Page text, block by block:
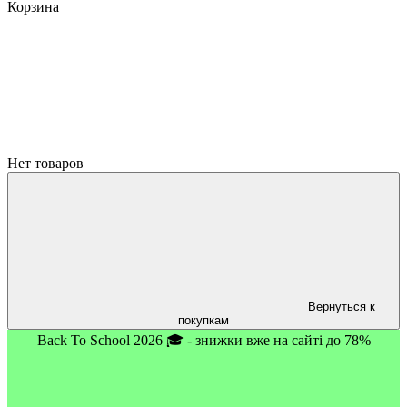
Корзина
Нет товаров
Вернуться к
покупкам
Back To School 2026 🎓 - знижки вже на сайті до 78%